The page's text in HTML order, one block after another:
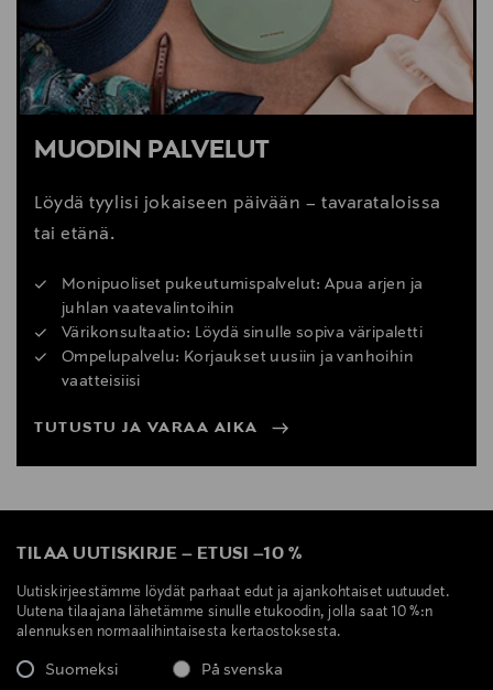
MUODIN PALVELUT
Löydä tyylisi jokaiseen päivään – tavarataloissa
tai etänä.
Monipuoliset pukeutumispalvelut: Apua arjen ja
juhlan vaatevalintoihin
Värikonsultaatio: Löydä sinulle sopiva väripaletti
Ompelupalvelu: Korjaukset uusiin ja vanhoihin
vaatteisiisi
TUTUSTU JA VARAA AIKA
TILAA UUTISKIRJE – ETUSI –10 %
Uutiskirjeestämme löydät parhaat edut ja ajankohtaiset uutuudet.
Uutena tilaajana lähetämme sinulle etukoodin, jolla saat 10 %:n
alennuksen normaalihintaisesta kertaostoksesta.
Suomeksi På svenska